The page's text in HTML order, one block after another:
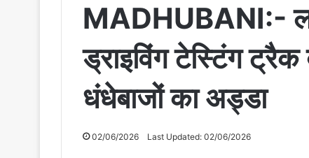
MADHUBANI:-
ड्राइविंग टेस्टिंग ट्रैक
धंधेबाजों का अड्डा
02/06/2026 Last Updated: 02/06/2026